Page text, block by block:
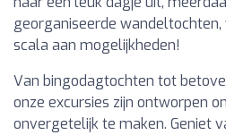
georganiseerde wandeltochten,
scala aan mogelijkheden!
Van bingodagtochten tot
onze excursies zijn ontworpen
onvergetelijk te maken. Geniet